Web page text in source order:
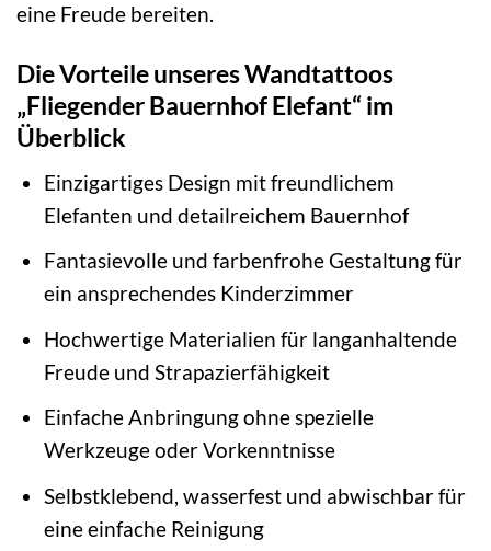
eine Freude bereiten.
Die Vorteile unseres Wandtattoos
„Fliegender Bauernhof Elefant“ im
Überblick
Einzigartiges Design mit freundlichem
Elefanten und detailreichem Bauernhof
Fantasievolle und farbenfrohe Gestaltung für
ein ansprechendes Kinderzimmer
Hochwertige Materialien für langanhaltende
Freude und Strapazierfähigkeit
Einfache Anbringung ohne spezielle
Werkzeuge oder Vorkenntnisse
Selbstklebend, wasserfest und abwischbar für
eine einfache Reinigung